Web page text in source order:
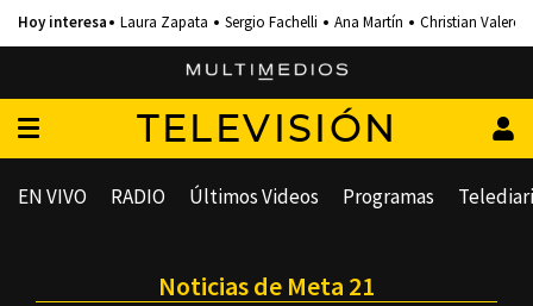
Laura Zapata Sergio Fachelli Ana Martín Christian Valero
TELEVISIÓN
EN VIVO RADIO Últimos Videos Programas
Noticias de Meta 21